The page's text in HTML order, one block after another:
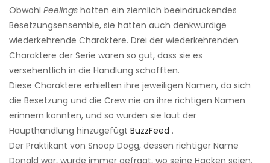
Obwohl Peelings hatten ein ziemlich beeindruckendes
Besetzungsensemble, sie hatten auch denkwürdige
wiederkehrende Charaktere. Drei der wiederkehrenden
Charaktere der Serie waren so gut, dass sie es
versehentlich in die Handlung schafften.
Diese Charaktere erhielten ihre jeweiligen Namen, da sich
die Besetzung und die Crew nie an ihre richtigen Namen
erinnern konnten, und so wurden sie laut der
Haupthandlung hinzugefügt BuzzFeed .
Der Praktikant von Snoop Dogg, dessen richtiger Name
Donald war, wurde immer gefragt, wo seine Hacken seien.